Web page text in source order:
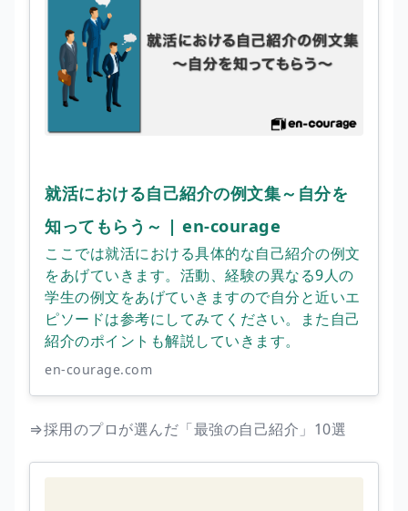
就活における自己紹介の例文集～自分を
知ってもらう～ | en-courage
ここでは就活における具体的な自己紹介の例文
をあげていきます。活動、経験の異なる9人の
学生の例文をあげていきますので自分と近いエ
ピソードは参考にしてみてください。また自己
紹介のポイントも解説していきます。
en-courage.com
⇒採用のプロが選んだ「最強の自己紹介」10選